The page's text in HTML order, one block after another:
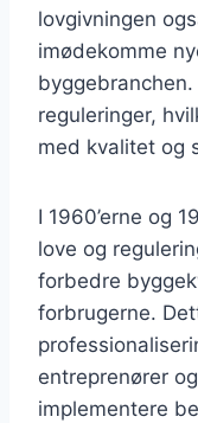
lovgivningen
imødekomme
reguleringer,
med kvalitet og
I 1960’erne og
love og
forbedre
forbrugerne.
entreprenører
implementere